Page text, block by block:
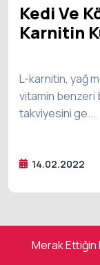
Kedi Ve
Karnitin
L-karnitin, yağ
vitamin benzeri
takviyesini ge...
14.02.2022
Merak Ettiğin